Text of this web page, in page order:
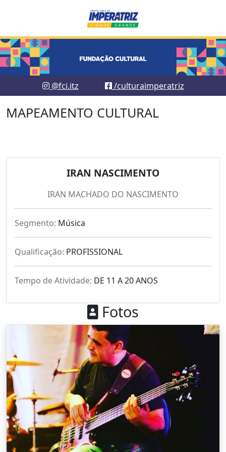
@fci.itz /culturaimperatriz
MAPEAMENTO CULTURAL
IRAN NASCIMENTO
IRAN MACHADO DO NASCIMENTO
Segmento: Música
Qualificação: PROFISSIONAL
Tempo de Atividade: DE 11 A 20 ANOS
Fotos